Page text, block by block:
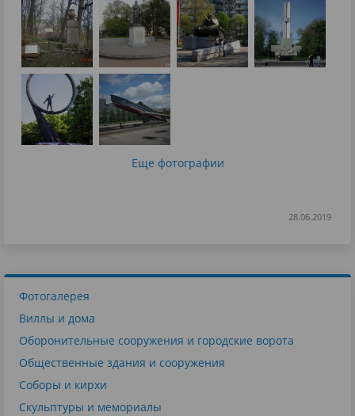
Еще фотографии
28.06.2019
Фотогалерея
Виллы и дома
Оборонительные сооружения и городские ворота
Общественные здания и сооружения
Соборы и кирхи
Скульптуры и мемориалы